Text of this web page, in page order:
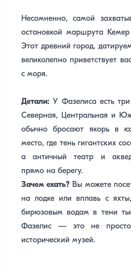
Несомненно, самой
остановкой маршрута Кемер
Этот древний город,
великолепно приветствует
с моря.
Детали: У Фазелиса есть
Северная, Центральная и
обычно бросают якорь в
место, где тень гигантских
а античный театр и
прямо на берегу.
Зачем ехать?Вы можете
на лодке или вплавь с
бирюзовым водам в тени
Фазелис — это не
исторический музей.